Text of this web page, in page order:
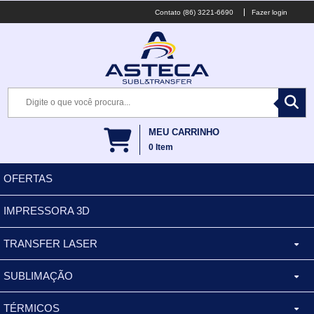
(86) 3221-6690 Fazer login
MEU CARRINHO
0 Item
OFERTAS
IMPRESSORA 3D
TRANSFER LASER
CANECA ALUMINIO
BALDES
SUBLIMAÇÃO
XÍCARA
TÉRMICOS